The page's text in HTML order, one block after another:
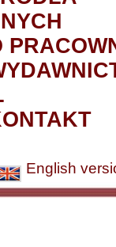
English